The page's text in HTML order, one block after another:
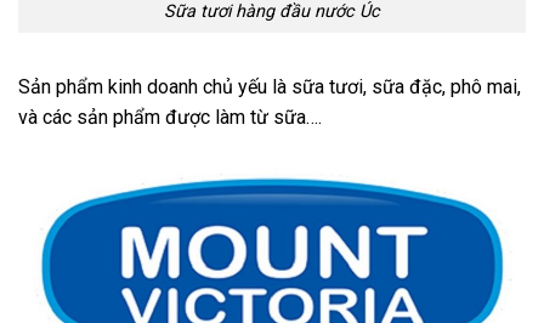
Sữa tươi hàng đầu nước Úc
Sản phẩm kinh doanh chủ yếu là sữa tươi, sữa đặc, phô mai,
và các sản phẩm được làm từ sữa….